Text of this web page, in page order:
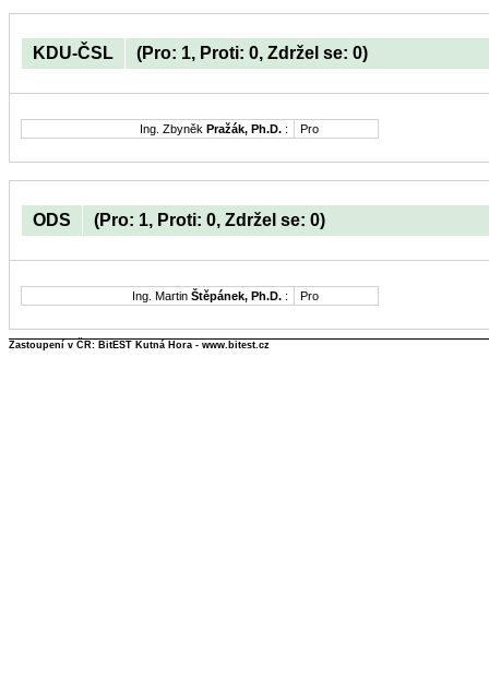
KDU-ČSL (Pro: 1, Proti: 0, Zdržel se: 0)
Ing. Zbyněk Pražák, Ph.D. : Pro
ODS (Pro: 1, Proti: 0, Zdržel se: 0)
Ing. Martin Štěpánek, Ph.D. : Pro
Zastoupení v ČR: BitEST Kutná Hora - www.bitest.cz